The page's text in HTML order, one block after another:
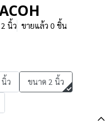
นิ้ว ขายแล้ว 0 ชิ้น
ว
ขนาด 2 นิ้ว